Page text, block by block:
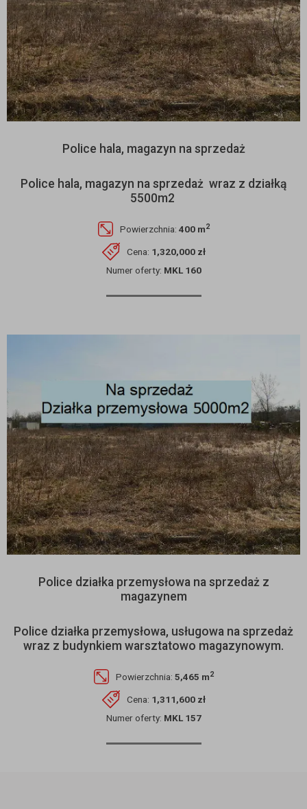
Police hala, magazyn na sprzedaż
Police hala, magazyn na sprzedaż wraz z działką
5500m2
Powierzchnia: 400 m2
Cena: 1,320,000 zł
Numer oferty: MKL 160
Police działka przemysłowa na sprzedaż z
magazynem
Police działka przemysłowa, usługowa na sprzedaż
wraz z budynkiem warsztatowo magazynowym.
Powierzchnia: 5,465 m2
Cena: 1,311,600 zł
Numer oferty: MKL 157